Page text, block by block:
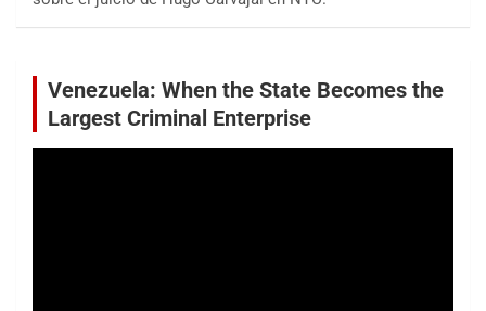
Venezuela: When the State Becomes the
Largest Criminal Enterprise